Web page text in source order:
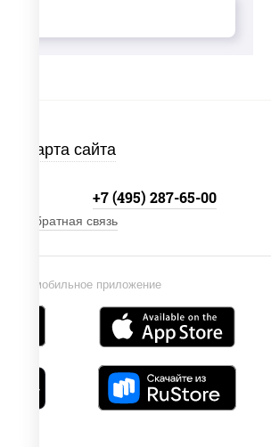
Карта сайта
мобильное приложение
+7 (495) 287-65-00
Обратная связь